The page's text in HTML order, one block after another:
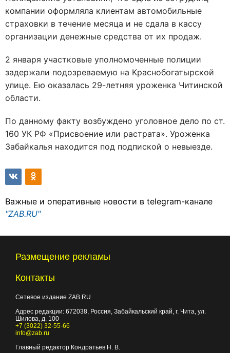
компании оформляла клиентам автомобильные
страховки в течение месяца и не сдала в кассу
организации денежные средства от их продаж.
2 января участковые уполномоченные полиции
задержали подозреваемую на Краснобогатырской
улице. Ею оказалась 29-летняя уроженка Читинской
области.
По данному факту возбуждено уголовное дело по ст.
160 УК РФ «Присвоение или растрата». Уроженка
Забайкалья находится под подпиской о невыезде.
Важные и оперативные новости в telegram-канале
"ZAB.RU"
Размещение рекламы
Контакты
Сетевое издание ZAB.RU
Адрес редакции: 672038, Россия, Забайкальский край, г. Чита, ул.
Шилова, д. 100
+7 (3022) 32-55-66
info@zab.ru
Главный редактор Кондратьев Н. В.